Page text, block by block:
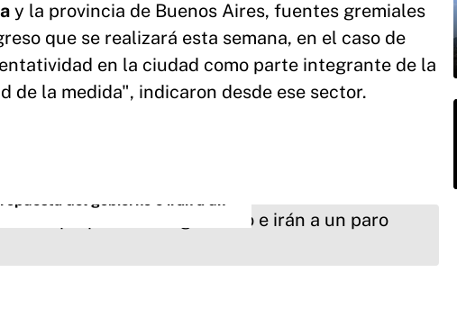
y la provincia de Buenos Aires, fuentes gremiales
que se realizará esta semana, en el caso de
en la ciudad como parte integrante de la
de la medida", indicaron desde ese sector.
del gobierno e irán a un